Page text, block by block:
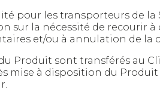
pour les transporteurs de la
sur la nécessité de recourir à
et/ou à annulation de la
Produit sont transférés au
mise à disposition du